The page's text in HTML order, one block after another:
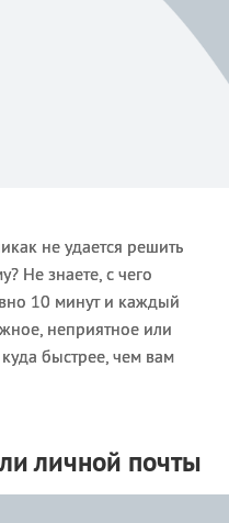
не удается решить
Не знаете, с чего
10 минут и каждый
неприятное или
быстрее, чем вам
личной почты